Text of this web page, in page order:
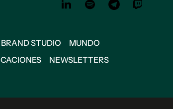
BRAND STUDIO
MUNDO
NEWSLETTERS